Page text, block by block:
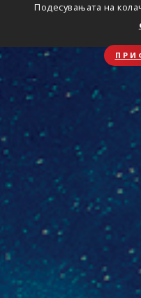
Подесувањата на